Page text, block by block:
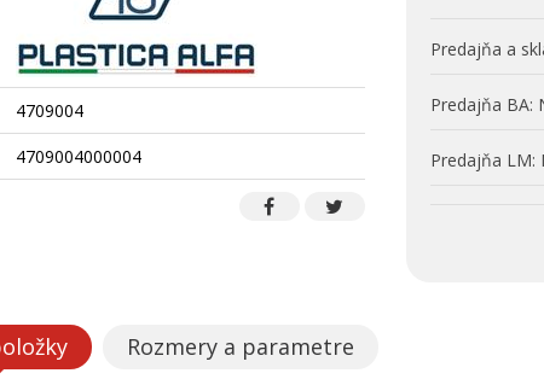
Predajňa a
Predajňa BA:
Predajňa LM:
4709004
4709004000004
Rozmery a parametre